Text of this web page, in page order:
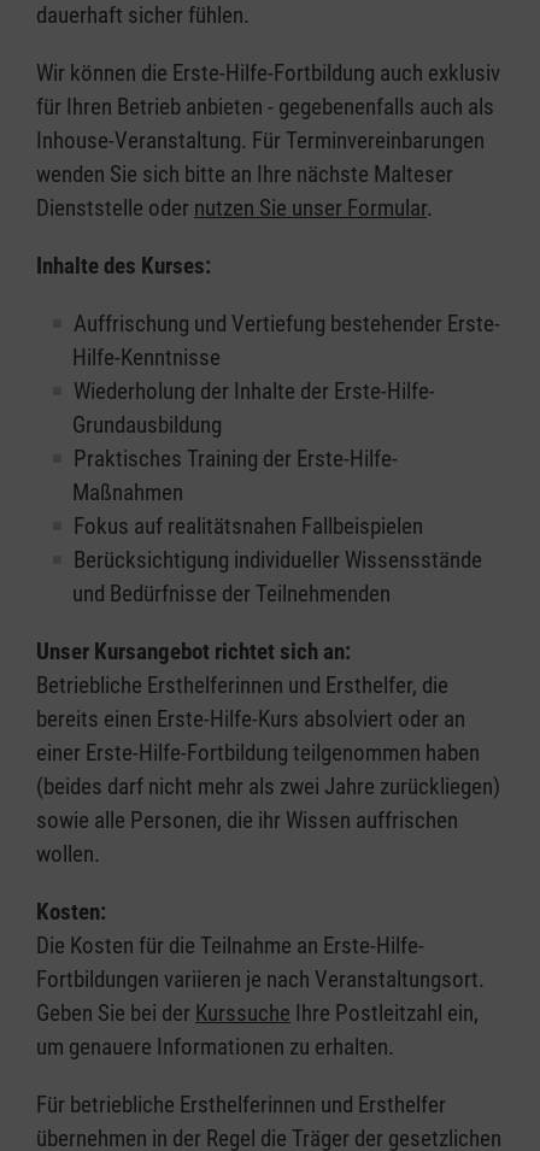
dauerhaft sicher fühlen.
Wir können die Erste-Hilfe-Fortbildung auch exklusiv
für Ihren Betrieb anbieten - gegebenenfalls auch als
Inhouse-Veranstaltung. Für Terminvereinbarungen
wenden Sie sich bitte an Ihre nächste Malteser
Dienststelle oder nutzen Sie unser Formular.
Inhalte des Kurses:
Auffrischung und Vertiefung bestehender Erste-
Hilfe-Kenntnisse
Wiederholung der Inhalte der Erste-Hilfe-
Grundausbildung
Praktisches Training der Erste-Hilfe-
Maßnahmen
Fokus auf realitätsnahen Fallbeispielen
Berücksichtigung individueller Wissensstände
und Bedürfnisse der Teilnehmenden
Unser Kursangebot richtet sich an:
Betriebliche Ersthelferinnen und Ersthelfer, die
bereits einen Erste-Hilfe-Kurs absolviert oder an
einer Erste-Hilfe-Fortbildung teilgenommen haben
(beides darf nicht mehr als zwei Jahre zurückliegen)
sowie alle Personen, die ihr Wissen auffrischen
wollen.
Kosten:
Die Kosten für die Teilnahme an Erste-Hilfe-
Fortbildungen variieren je nach Veranstaltungsort.
Geben Sie bei der Kurssuche Ihre Postleitzahl ein,
um genauere Informationen zu erhalten.
Für betriebliche Ersthelferinnen und Ersthelfer
übernehmen in der Regel die Träger der gesetzlichen